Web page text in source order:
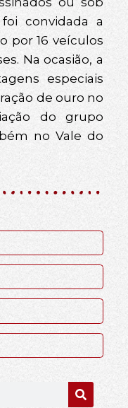
convidada a
por 16 veículos
Na ocasião, a
especiais
de ouro no
do grupo
no Vale do